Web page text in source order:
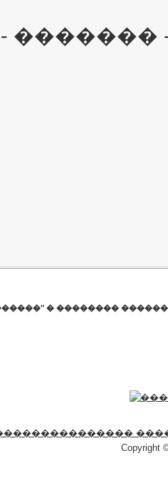
�������
� ��������
Copyright